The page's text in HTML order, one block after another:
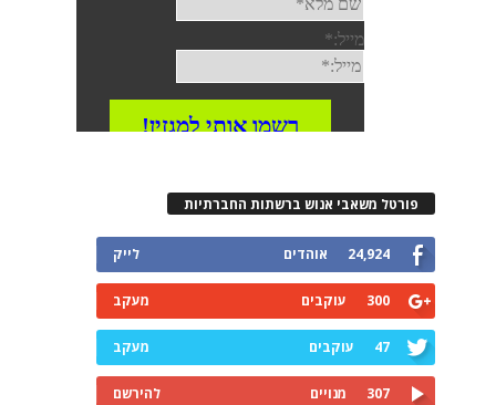
פורטל משאבי אנוש ברשתות החברתיות
24,924 אוהדים לייק
300 עוקבים מעקב
47 עוקבים מעקב
307 מנויים להירשם